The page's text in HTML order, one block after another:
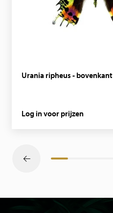
Urania ripheus - bovenkant
Log in voor prijzen